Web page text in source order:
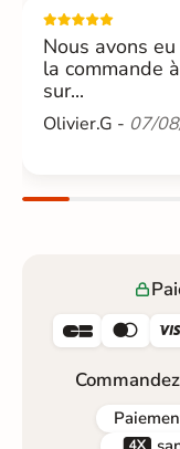
Nous avons
la commande
sur...
Olivier.G - 07/
 